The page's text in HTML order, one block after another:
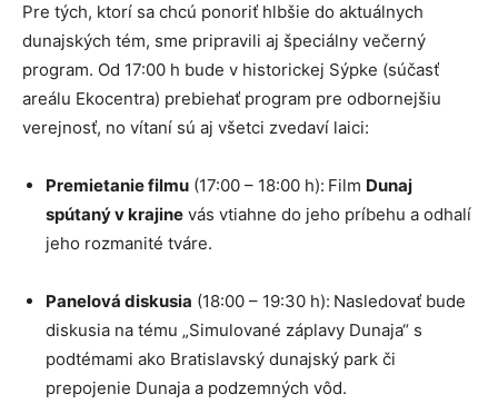
Pre tých, ktorí sa chcú ponoriť hlbšie do aktuálnych
dunajských tém, sme pripravili aj špeciálny večerný
program. Od 17:00 h bude v historickej Sýpke (súčasť
areálu Ekocentra) prebiehať program pre odbornejšiu
verejnosť, no vítaní sú aj všetci zvedaví laici:
Premietanie filmu (17:00 – 18:00 h): Film Dunaj
spútaný v krajine vás vtiahne do jeho príbehu a odhalí
jeho rozmanité tváre.
Panelová diskusia (18:00 – 19:30 h): Nasledovať bude
diskusia na tému „Simulované záplavy Dunaja“ s
podtémami ako Bratislavský dunajský park či
prepojenie Dunaja a podzemných vôd.